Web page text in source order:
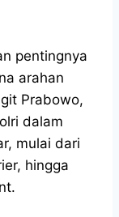
pentingnya
arahan
Prabowo,
dalam
mulai dari
hingga